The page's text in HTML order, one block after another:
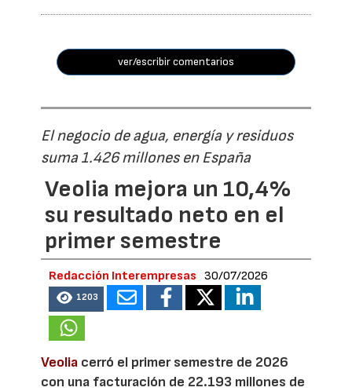
ver/escribir comentarios
El negocio de agua, energía y residuos
suma 1.426 millones en España
Veolia mejora un 10,4%
su resultado neto en el
primer semestre
Redacción Interempresas 30/07/2026
1203
Veolia cerró el primer semestre de 2026
con una facturación de 22.193 millones de